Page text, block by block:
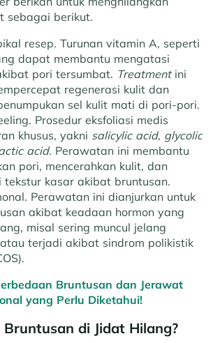
sebagai berikut.
resep. Turunan vitamin A, seperti
dapat membantu mengatasi
pori tersumbat. Treatment ini
regenerasi kulit dan
sel kulit mati di pori-pori.
Prosedur eksfoliasi medis
khusus, yakni salicylic acid, glycolic
acid. Perawatan ini membantu
pori, mencerahkan kulit, dan
tekstur kasar akibat bruntusan.
Perawatan ini dianjurkan untuk
akibat keadaan hormon yang
misal sering muncul jelang
terjadi akibat sindrom polikistik
Bruntusan dan Jerawat
yang Perlu Diketahui!
di Jidat Hilang?